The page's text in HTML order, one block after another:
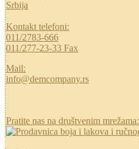
Srbija
Kontakt telefoni:
011/2783-666
011/277-23-33 Fax
Mail:
info@demcompany.rs
Pratite nas na društvenim mrežama: